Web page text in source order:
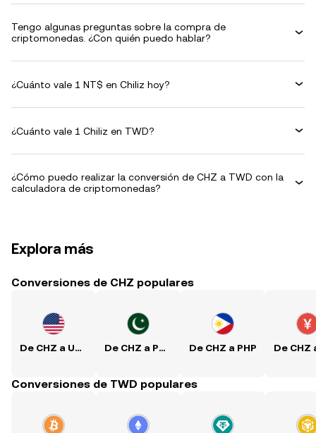
Tengo algunas preguntas sobre la compra de
criptomonedas. ¿Con quién puedo hablar?
¿Cuánto vale 1 NT$ en Chiliz hoy?
¿Cuánto vale 1 Chiliz en TWD?
¿Cómo puedo realizar la conversión de CHZ a TWD con la
calculadora de criptomonedas?
Explora más
Conversiones de CHZ populares
De CHZ a USD De CHZ a PKR De CHZ a PHP
Conversiones de TWD populares